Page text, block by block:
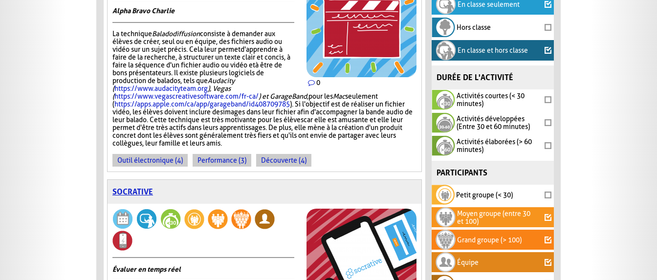
En classe seulement
Hors classe
En classe et hors classe
DURÉE DE L'ACTIVITÉ
Activités courtes (< 30
minutes)
Activités développées
(Entre 30 et 60 minutes)
Activités élaborées (> 60
minutes)
PARTICIPANTS
Petit groupe (< 30)
Moyen groupe (entre 30
et 100)
Grand groupe (> 100)
Équipe
0
Alpha Bravo Charlie
La techniqueBaladodiffusionconsiste à demander aux
élèves de créer, seul ou en équipe, des fichiers audio ou
vidéo sur un sujet précis. Cela leur permet d'apprendre à
faire de la recherche, à structurer un texte clair et concis, à
faire la séquence d'un fichier audio ou vidéo et à être de
bons présentateurs. Il existe plusieurs logiciels de
production de balados, tels queAudacity
(https://www.audacityteam.org), Vegas
(https://www.vegascreativesoftware.com/fr-ca/) et GarageBand,pour lesMacseulement
(https://apps.apple.com/ca/app/garageband/id408709785). Si l'objectif est de réaliser un fichier
vidéo, les élèves doivent inclure des images dans leur fichier afin d'accompagner la bande audio de
leur balado. Cette technique est très motivante pour les élèves car elle est amusante et elle leur
permet d'être très actifs dans leurs apprentissages. De plus, elle mène à la création d'un produit
concret dont les élèves sont généralement très fiers et qu'ils ont envie de partager avec leurs
collègues, leur famille et leurs amis.
Outil électronique (4) Performance (3) Découverte (4)
SOCRATIVE
Évaluer en temps réel